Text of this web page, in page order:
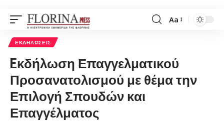
Font
Aa
ΕΚΔΗΛΏΣΕΙΣ
Eκδήλωση Επαγγελματικού
Προσανατολισμού με θέμα την
Επιλογή Σπουδών και
Επαγγέλματος